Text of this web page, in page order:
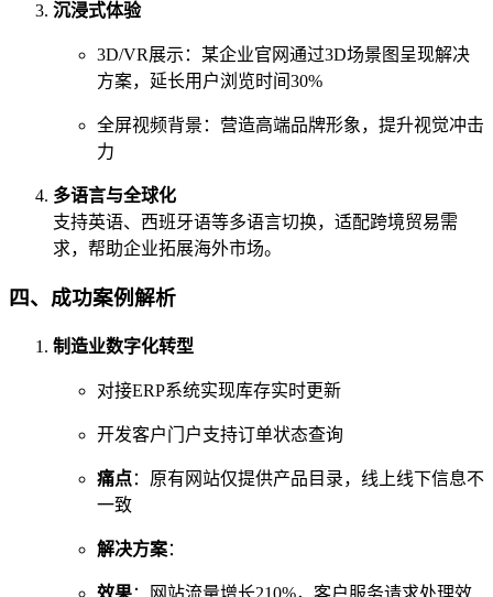
沉浸式体验
3D/VR展示：某企业官网通过3D场景图呈现解决
方案，延长用户浏览时间30%
全屏视频背景：营造高端品牌形象，提升视觉冲击
力
多语言与全球化
支持英语、西班牙语等多语言切换，适配跨境贸易需
求，帮助企业拓展海外市场。
四、成功案例解析
制造业数字化转型
对接ERP系统实现库存实时更新
开发客户门户支持订单状态查询
痛点：原有网站仅提供产品目录，线上线下信息不
一致
解决方案：
效果：网站流量增长210%，客户服务请求处理效